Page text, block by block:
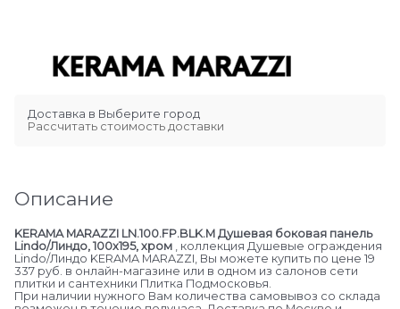
Доставка в Выберите город
Рассчитать стоимость доставки
Описание
KERAMA MARAZZI LN.100.FP.BLK.M Душевая боковая панель
Lindo/Линдо, 100х195, хром , коллекция Душевые ограждения
Lindo/Линдо KERAMA MARAZZI, Вы можете купить по цене 19
337 руб. в онлайн-магазине или в одном из салонов сети
плитки и сантехники Плитка Подмосковья.
При наличии нужного Вам количества самовывоз со склада